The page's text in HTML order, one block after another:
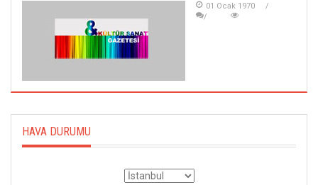
01 Ocak 1970
HAVA DURUMU